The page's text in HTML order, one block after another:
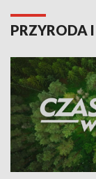
PRZYRODA